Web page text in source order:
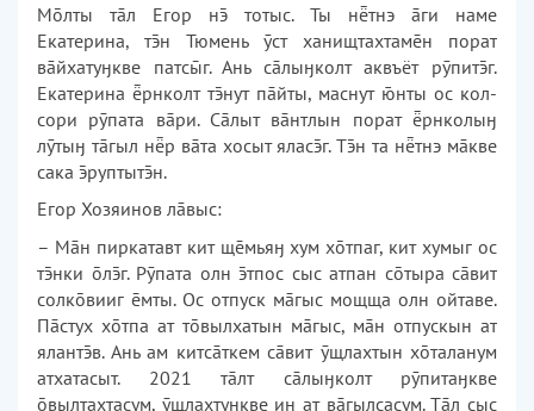
Млты тāл Егор н тотыс. Ты нтнэ āги наме
Екатерина, тн Тюмень ӯст ханищтахтамн порат
вāйха­туӈкве патсг. Ань сāлыӈколт аквъёт рӯпитг.
Екатерина рнколт тнут пāйты, маснут нты ос кол­
сори рӯпата вāри. Сāлыт вāнт­лын порат рнколыӈ
лӯтыӈ тāгыл нр вāта хосыт яласг. Тн та нтнэ мāкве
сака руптытн.
Егор Хозяинов лāвыс:
– Мāн пиркатавт кит щмьяӈ хум хтпаг, кит хумыг ос
тнки лг. Рӯпата олн тпос сыс атпан стыра сāвит
солквииг мты. Ос отпуск мāгыс мощща олн ойтаве.
Пāстух хтпа ат твылхатын мāгыс, мāн отпускын ат
ялантв. Ань ам кит­сāт­кем сāвит ӯщлахтын хтала­нум
ат­хатасыт. 2021 тāлт сāлыӈ­колт рӯ­питаӈкве
вылтахтасум, ӯщлахтуӈкве иӈ ат вāгылсасум. Тāл сыс